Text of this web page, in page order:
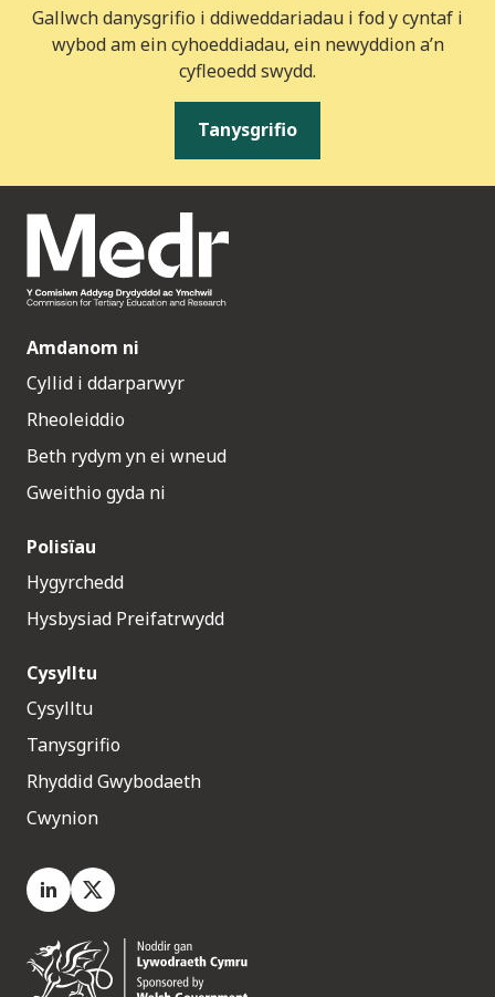
Gallwch danysgrifio i ddiweddariadau i fod y cyntaf i
wybod am ein cyhoeddiadau, ein newyddion a’n
cyfleoedd swydd.
Tanysgrifio
Amdanom ni
Cyllid i ddarparwyr
Rheoleiddio
Beth rydym yn ei wneud
Gweithio gyda ni
Polisïau
Hygyrchedd
Hysbysiad Preifatrwydd
Cysylltu
Cysylltu
Tanysgrifio
Rhyddid Gwybodaeth
Cwynion
LinkedIn
X.com